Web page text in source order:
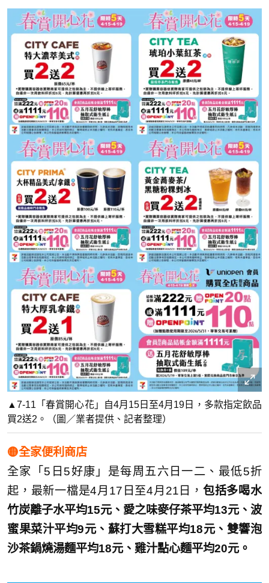
▲7-11「春賞開心花」自4月15日至4月19日，多款指定飲品
買2送2。（圖／業者提供、記者整理）
🟡全家便利商店
全家「5日5好康」是每周五六日一二、最低5折
起，最新一檔是4月17日至4月21日， 包括多喝水
竹炭離子水平均15元、愛之味麥仔茶平均13元、波
蜜果菜汁平均9元、蘇打大雪糕平均18元、雙響泡
沙茶鍋燒湯麵平均18元、雞汁點心麵平均20元。